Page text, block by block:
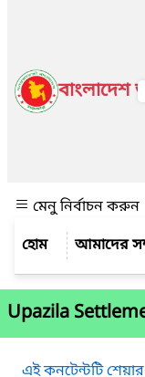
বাংলাদেশ
মেনু নির্বাচন করুন
আমাদের
Upazila
এই কনটেন্টটি